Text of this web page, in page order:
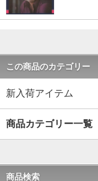
この商品のカテゴリー
新入荷アイテム
商品カテゴリー一覧
商品検索